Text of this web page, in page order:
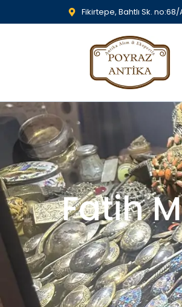
Fikirtepe, Bahtlı Sk.
Fatih